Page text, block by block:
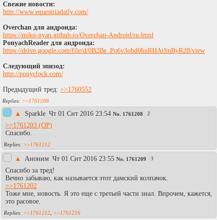
Свежие новости:
http://www.equestriadaily.com/
Overchan для андроида:
https://miku-nyan.github.io/Overchan-Android/ru.html
PonyachReader для андроида:
https://drive.google.com/file/d/0B2Be_Po6v3obd0huRHAtSnByR28/view
Следующий эпизод:
http://ponyclock.com/
Предыдущий тред: >>1760552
>>1761208
▲ Sparkle Чт 01 Снт 2016 23:54 No. 1761208 2
>>1761203
Спасибо.
>>1761212
▲ Аноним Чт 01 Снт 2016 23:55 No. 1761209 3
Спасибо за тред!
Вечно забываю, как называется этот дамский колпачок.
>>1761202
Тоже мне, новость. Я это еще с третьей части знал. Впрочем, кажется,
это расовое.
>>1761212 >>1761216